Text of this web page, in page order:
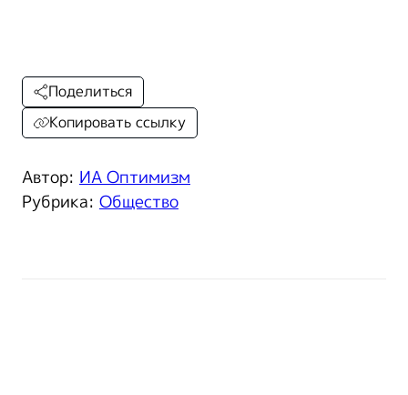
Автор: ИА Оптимизм
Рубрика: Общество
Поделиться
Копировать ссылку